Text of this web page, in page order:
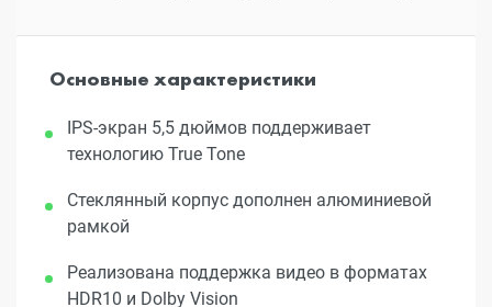
Основные характеристики
IPS-экран 5,5 дюймов поддерживает
технологию True Tone
Стеклянный корпус дополнен алюминиевой
рамкой
Реализована поддержка видео в форматах
HDR10 и Dolby Vision